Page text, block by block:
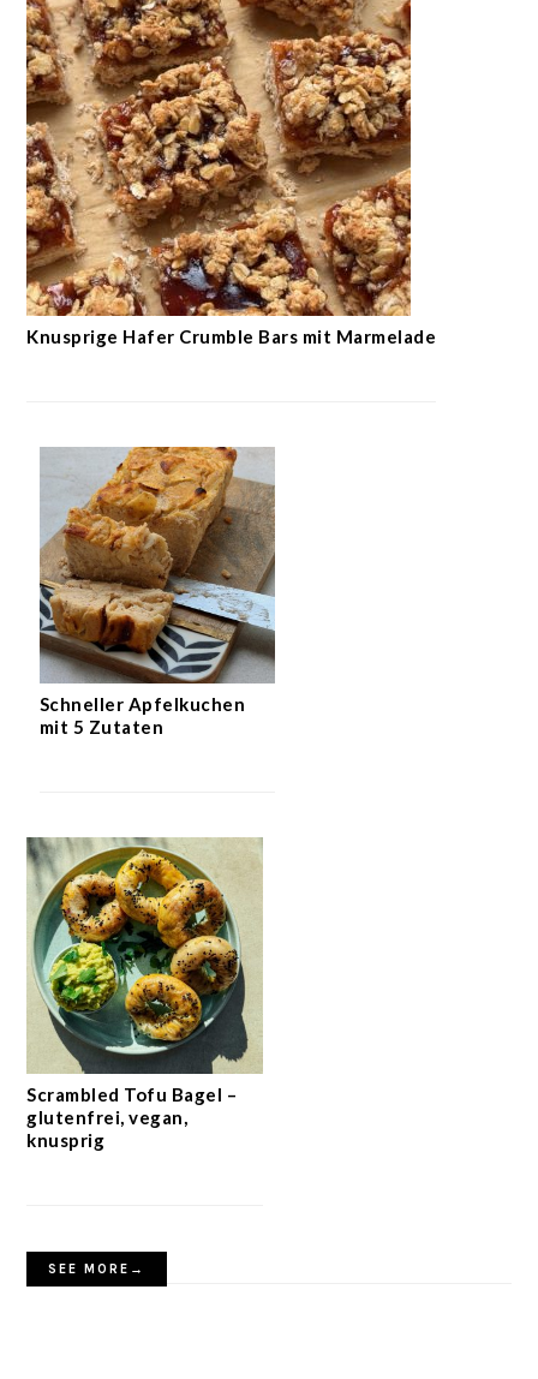
Knusprige Hafer Crumble Bars mit Marmelade
Schneller Apfelkuchen
mit 5 Zutaten
Scrambled Tofu Bagel –
glutenfrei, vegan,
knusprig
SEE MORE→